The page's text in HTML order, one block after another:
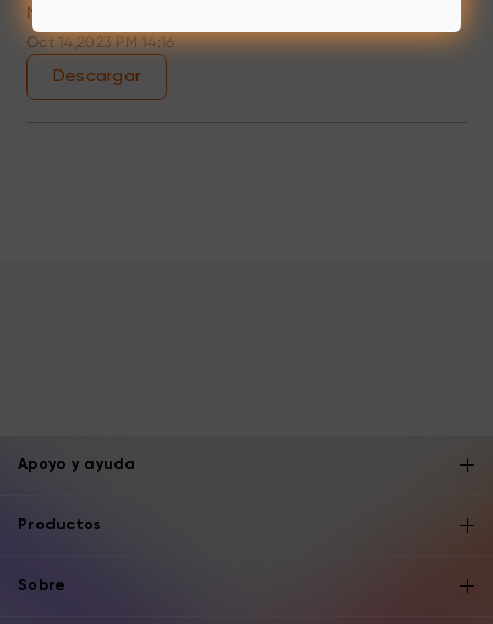
Mac10.10
Oct 14,2023 PM 14:16
Descargar
Apoyo y ayuda
Productos
Sobre